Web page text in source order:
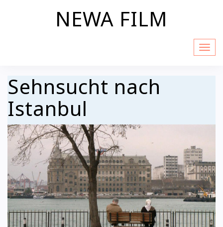
NEWA FILM
Sehnsucht nach
Istanbul